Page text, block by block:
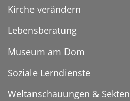
Kirche verändern
Lebensberatung
Museum am Dom
Soziale Lerndienste
Weltanschauungen & Sekten